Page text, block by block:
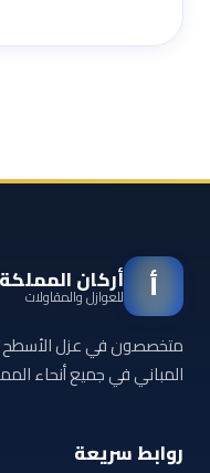
أ أركان المملكة
للعوازل والمقاولات
متخصصون في عزل الأسطح
المباني في جميع أنحاء
روابط سريعة